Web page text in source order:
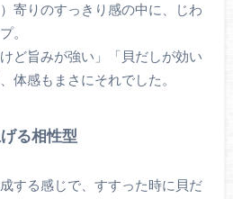
寄りのすっきり感の中に、じわ
。
ど旨みが強い」「貝だしが効い
体感もまさにそれでした。
る相性型
する感じで、すすった時に貝だ